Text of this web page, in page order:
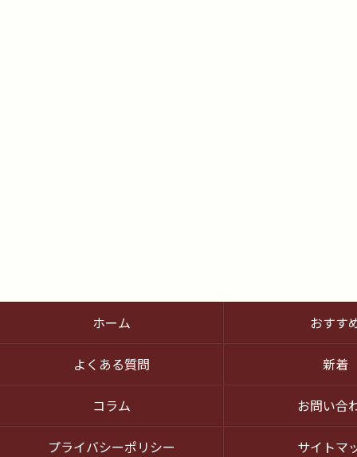
ホーム おすす
よくある質問 新着
コラム お問い合
プライバシーポリシー サイトマ